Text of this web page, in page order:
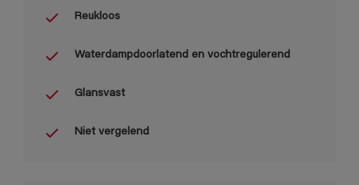
Reukloos
Waterdampdoorlatend en vochtregulerend
Glansvast
Niet vergelend